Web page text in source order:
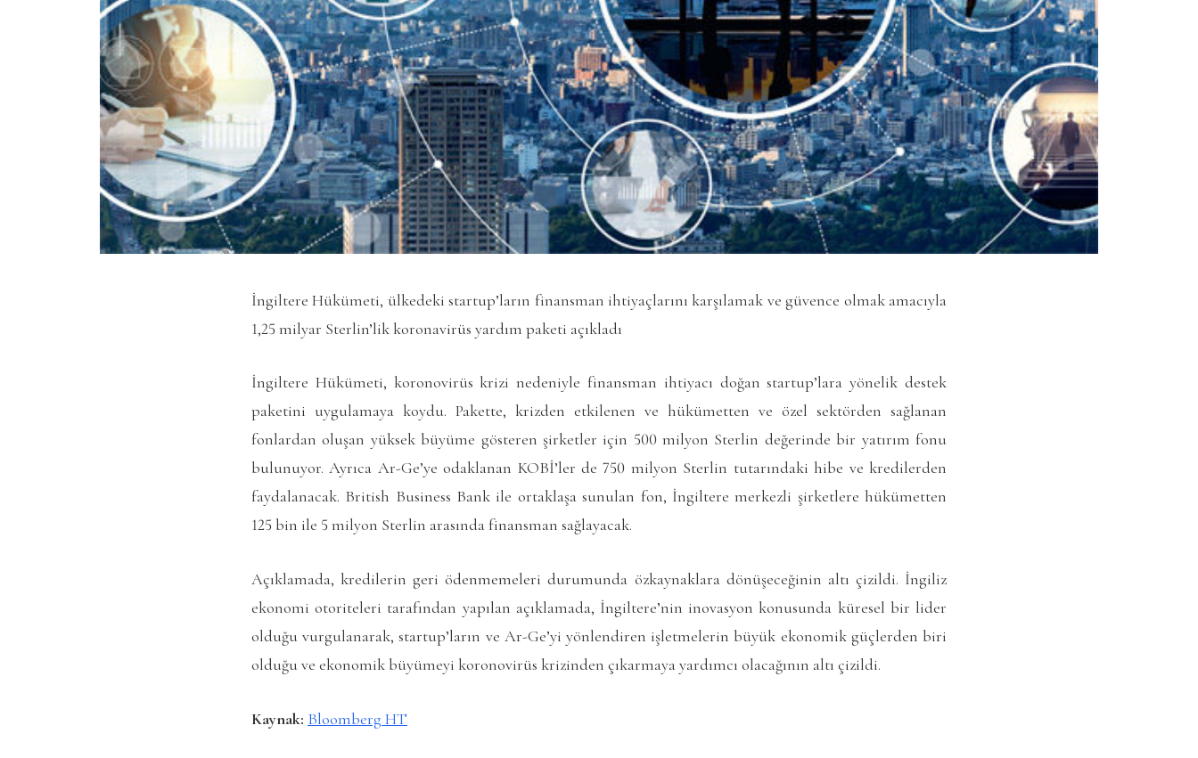
İngiltere Hükümeti, ülkedeki startup’ların finansman ihtiyaçlarını karşılamak ve güvence olmak amacıyla
1,25 milyar Sterlin’lik koronavirüs yardım paketi açıkladı
İngiltere Hükümeti, koronovirüs krizi nedeniyle finansman ihtiyacı doğan startup’lara yönelik destek
paketini uygulamaya koydu. Pakette, krizden etkilenen ve hükümetten ve özel sektörden sağlanan
fonlardan oluşan yüksek büyüme gösteren şirketler için 500 milyon Sterlin değerinde bir yatırım fonu
bulunuyor. Ayrıca Ar-Ge’ye odaklanan KOBİ’ler de 750 milyon Sterlin tutarındaki hibe ve kredilerden
faydalanacak. British Business Bank ile ortaklaşa sunulan fon, İngiltere merkezli şirketlere hükümetten
125 bin ile 5 milyon Sterlin arasında finansman sağlayacak.
Açıklamada, kredilerin geri ödenmemeleri durumunda özkaynaklara dönüşeceğinin altı çizildi. İngiliz
ekonomi otoriteleri tarafından yapılan açıklamada, İngiltere’nin inovasyon konusunda küresel bir lider
olduğu vurgulanarak, startup’ların ve Ar-Ge’yi yönlendiren işletmelerin büyük ekonomik güçlerden biri
olduğu ve ekonomik büyümeyi koronovirüs krizinden çıkarmaya yardımcı olacağının altı çizildi.
Kaynak: Bloomberg HT